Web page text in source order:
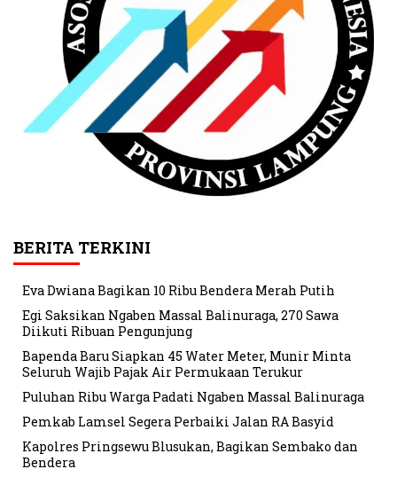
BERITA TERKINI
Eva Dwiana Bagikan 10 Ribu Bendera Merah Putih
Egi Saksikan Ngaben Massal Balinuraga, 270 Sawa
Diikuti Ribuan Pengunjung
Bapenda Baru Siapkan 45 Water Meter, Munir Minta
Seluruh Wajib Pajak Air Permukaan Terukur
Puluhan Ribu Warga Padati Ngaben Massal Balinuraga
Pemkab Lamsel Segera Perbaiki Jalan RA Basyid
Kapolres Pringsewu Blusukan, Bagikan Sembako dan
Bendera